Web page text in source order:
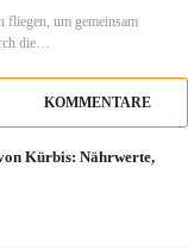
fliegen, um gemeinsam
die…
KOMMENTARE
Kürbis: Nährwerte,